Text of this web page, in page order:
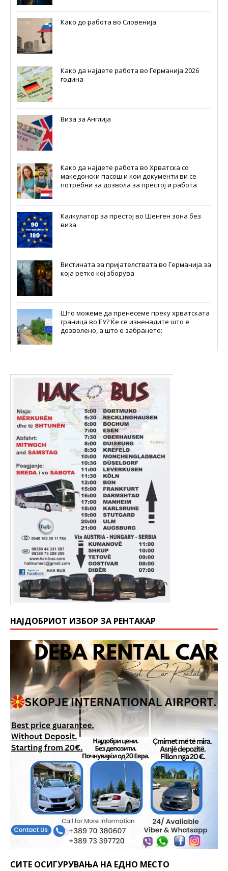
Како до работа во Словенија
Како да најдете работа во Германија 2026
година
Виза за Англија
Како да најдете работа во Хрватска со
македонски пасош и кои документи ви се
потребни за дозвола за престој и работа
Калкулатор за престој во Шенген зона без
виза
Вистината за пријателствата во Германија за
која ретко кој зборува
Што можеме да пренесеме преку хрватската
граница во ЕУ? Ќе се изненадите што е
дозволено, а што е забрането:
НАЈДОБРИОТ ИЗБОР ЗА РЕНТАКАР
СИТЕ ОСИГУРУВАЊА НА ЕДНО МЕСТО